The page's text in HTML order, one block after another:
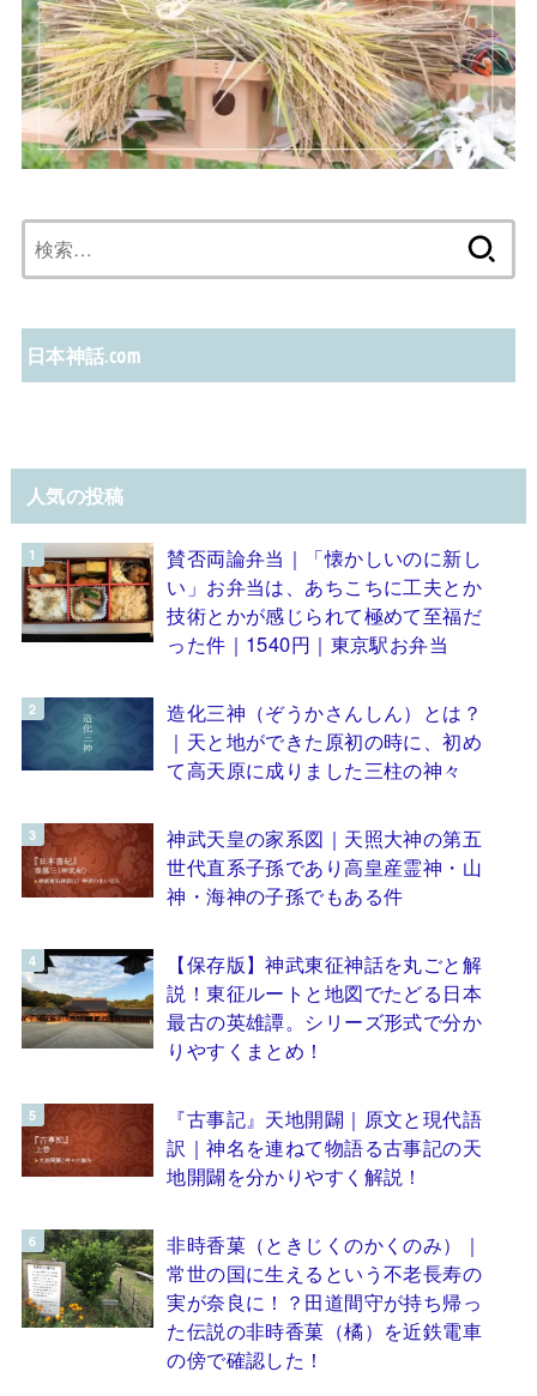
索:
日本神話.com
人気の投稿
賛否両論弁当｜「懐かしいのに新し
い」お弁当は、あちこちに工夫とか
技術とかが感じられて極めて至福だ
った件｜1540円｜東京駅お弁当
造化三神（ぞうかさんしん）とは？
｜天と地ができた原初の時に、初め
て高天原に成りました三柱の神々
神武天皇の家系図｜天照大神の第五
世代直系子孫であり高皇産霊神・山
神・海神の子孫でもある件
【保存版】神武東征神話を丸ごと解
説！東征ルートと地図でたどる日本
最古の英雄譚。シリーズ形式で分か
りやすくまとめ！
『古事記』天地開闢｜原文と現代語
訳｜神名を連ねて物語る古事記の天
地開闢を分かりやすく解説！
非時香菓（ときじくのかくのみ）｜
常世の国に生えるという不老長寿の
実が奈良に！？田道間守が持ち帰っ
た伝説の非時香菓（橘）を近鉄電車
の傍で確認した！